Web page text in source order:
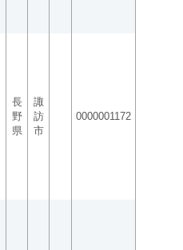
長
野
県
諏
訪
市
0000001172